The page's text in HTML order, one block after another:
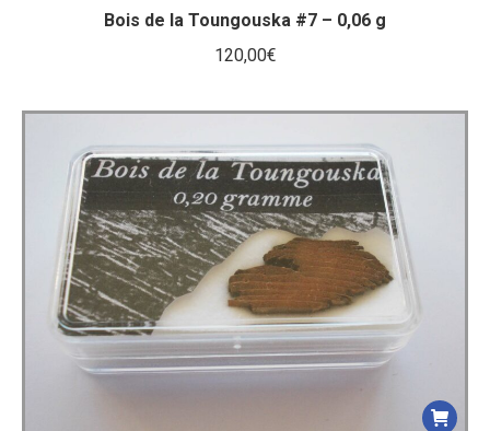
Bois de la Toungouska #7 – 0,06 g
120,00€